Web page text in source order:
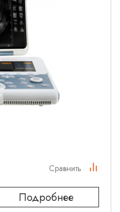
Подробнее
Сравнить